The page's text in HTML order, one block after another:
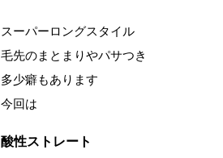
スーパーロングスタイル
毛先のまとまりやパサつき
多少癖もあります
今回は
酸性ストレート